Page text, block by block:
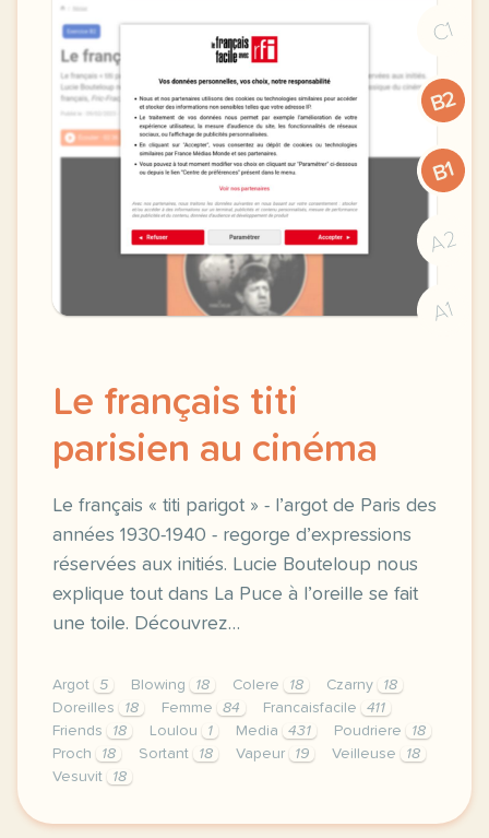
C1
B2
B1
A2
A1
Le français titi
parisien au cinéma
Le français « titi parigot » - l’argot de Paris des
années 1930-1940 - regorge d’expressions
réservées aux initiés. Lucie Bouteloup nous
explique tout dans La Puce à l’oreille se fait
une toile. Découvrez…
Argot 5 Blowing 18 Colere 18 Czarny
18
Doreilles
18 Femme 84 Francaisfacile
411
Friends
18 Loulou 1 Media 431 Poudriere
18
Proch
18 Sortant 18 Vapeur 19 Veilleuse
18
Vesuvit
18
exercice b2 le francais titi parisien au cinema le